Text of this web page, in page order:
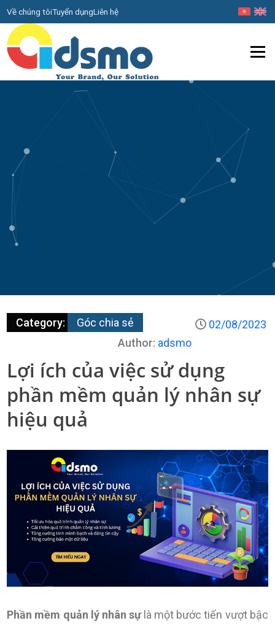
Về chúng tôiTuyển dụngLiên hệ
Category: Góc chia sẻ
02/08/2023
Author: adsmo
Lợi ích của việc sử dụng
phần mềm quản lý nhân sự
hiệu quả
Phần mềm quản lý nhân sựlà một bước tiến vượt bậc